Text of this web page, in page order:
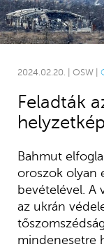
2024.02.20. | OSW |
Feladták
Bahmut
oroszok olyan
bevételével. A
az ukrán
mindenesetre